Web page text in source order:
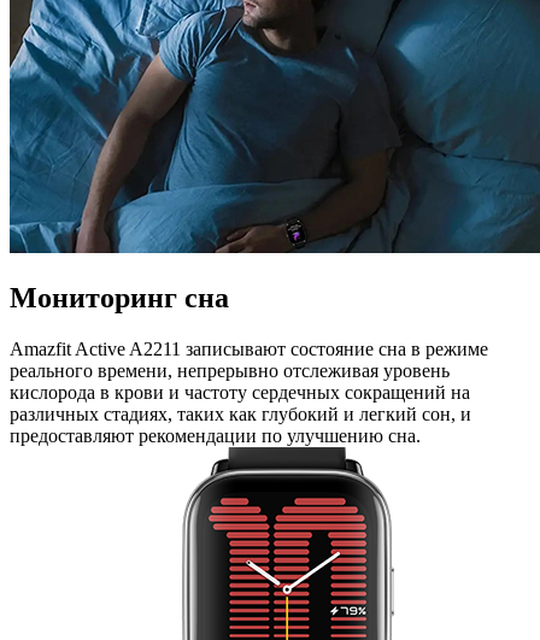
Мониторинг сна
Amazfit Active A2211 записывают состояние сна в режиме
реального времени, непрерывно отслеживая уровень
кислорода в крови и частоту сердечных сокращений на
различных стадиях, таких как глубокий и легкий сон, и
предоставляют рекомендации по улучшению сна.